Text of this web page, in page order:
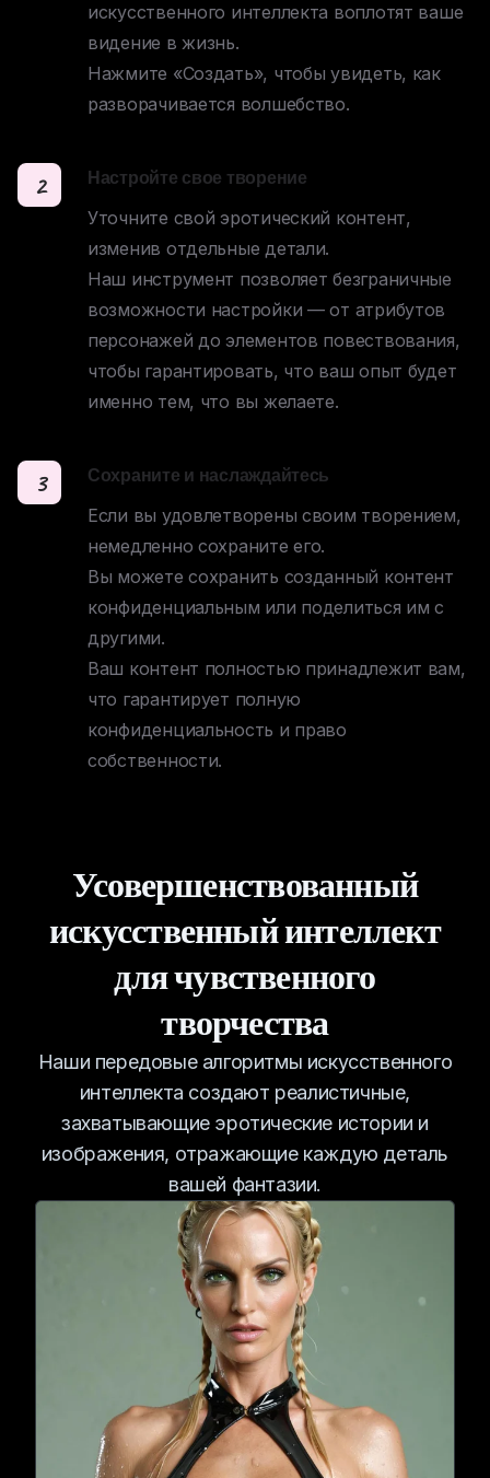
искусственного интеллекта воплотят ваше
видение в жизнь.
Нажмите «Создать», чтобы увидеть, как
разворачивается волшебство.
2 Настройте свое творение
Уточните свой эротический контент,
изменив отдельные детали.
Наш инструмент позволяет безграничные
возможности настройки — от атрибутов
персонажей до элементов повествования,
чтобы гарантировать, что ваш опыт будет
именно тем, что вы желаете.
3 Сохраните и наслаждайтесь
Если вы удовлетворены своим творением,
немедленно сохраните его.
Вы можете сохранить созданный контент
конфиденциальным или поделиться им с
другими.
Ваш контент полностью принадлежит вам,
что гарантирует полную
конфиденциальность и право
собственности.
Усовершенствованный
искусственный интеллект
для чувственного
творчества
Наши передовые алгоритмы искусственного
интеллекта создают реалистичные,
захватывающие эротические истории и
изображения, отражающие каждую деталь
вашей фантазии.